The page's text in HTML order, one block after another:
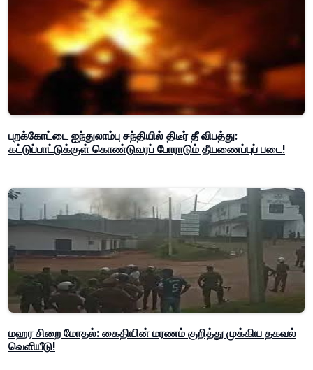
புறக்கோட்டை ஐந்துலாம்பு சந்தியில் திடீர் தீ விபத்து:
கட்டுப்பாட்டுக்குள் கொண்டுவரப் போராடும் தீயணைப்புப் படை!
மஹர சிறை மோதல்: கைதியின் மரணம் குறித்து முக்கிய தகவல்
வெளியீடு!